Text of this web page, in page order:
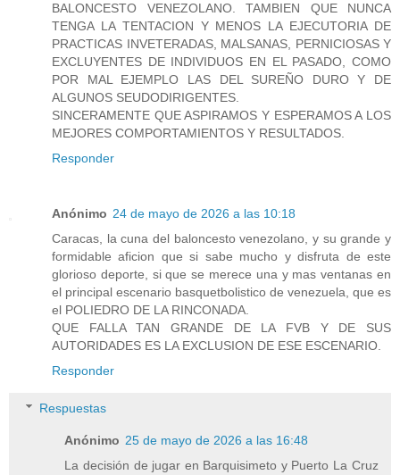
BALONCESTO VENEZOLANO. TAMBIEN QUE NUNCA
TENGA LA TENTACION Y MENOS LA EJECUTORIA DE
PRACTICAS INVETERADAS, MALSANAS, PERNICIOSAS Y
EXCLUYENTES DE INDIVIDUOS EN EL PASADO, COMO
POR MAL EJEMPLO LAS DEL SUREÑO DURO Y DE
ALGUNOS SEUDODIRIGENTES.
SINCERAMENTE QUE ASPIRAMOS Y ESPERAMOS A LOS
MEJORES COMPORTAMIENTOS Y RESULTADOS.
Responder
Anónimo 24 de mayo de 2026 a las 10:18
Caracas, la cuna del baloncesto venezolano, y su grande y
formidable aficion que si sabe mucho y disfruta de este
glorioso deporte, si que se merece una y mas ventanas en
el principal escenario basquetbolistico de venezuela, que es
el POLIEDRO DE LA RINCONADA.
QUE FALLA TAN GRANDE DE LA FVB Y DE SUS
AUTORIDADES ES LA EXCLUSION DE ESE ESCENARIO.
Responder
Respuestas
Anónimo 25 de mayo de 2026 a las 16:48
La decisión de jugar en Barquisimeto y Puerto La Cruz